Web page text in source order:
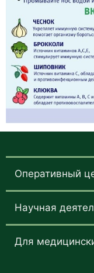
Оперативный
Научная
Для